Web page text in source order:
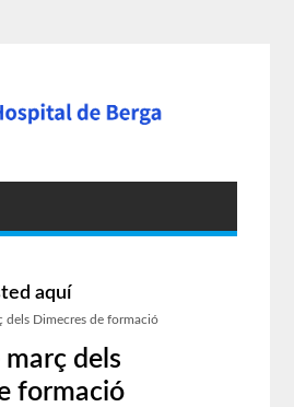
aquí
dels Dimecres de formació
març dels
formació